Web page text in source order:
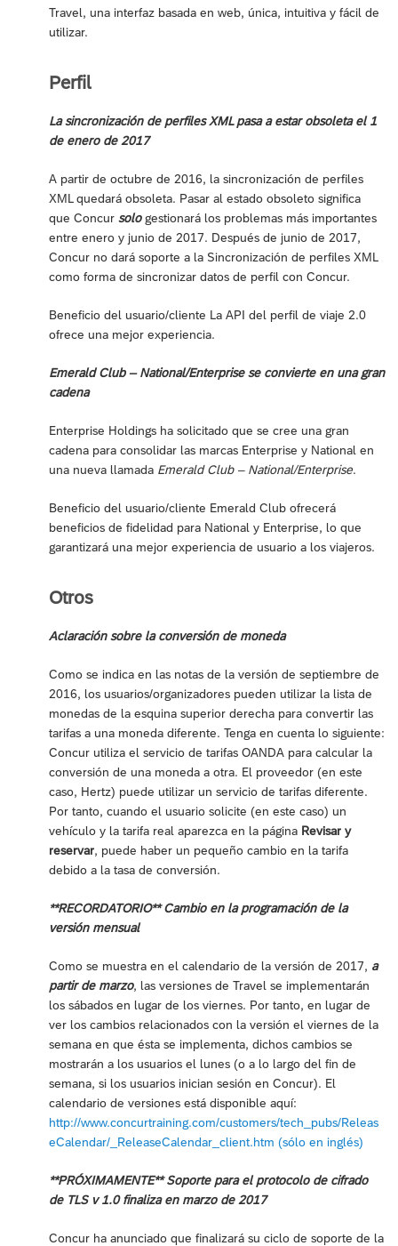
Travel, una interfaz basada en web, única, intuitiva y fácil de
utilizar.
Perfil
La sincronización de perfiles XML pasa a estar obsoleta el 1
de enero de 2017
A partir de octubre de 2016, la sincronización de perfiles
XML quedará obsoleta. Pasar al estado obsoleto significa
que Concur sologestionará los problemas más importantes
entre enero y junio de 2017. Después de junio de 2017,
Concur no dará soporte a la Sincronización de perfiles XML
como forma de sincronizar datos de perfil con Concur.
Beneficio del usuario/cliente La API del perfil de viaje 2.0
ofrece una mejor experiencia.
Emerald Club – National/Enterprise se convierte en una gran
cadena
Enterprise Holdings ha solicitado que se cree una gran
cadena para consolidar las marcas Enterprise y National en
una nueva llamada Emerald Club – National/Enterprise.
Beneficio del usuario/cliente Emerald Club ofrecerá
beneficios de fidelidad para National y Enterprise, lo que
garantizará una mejor experiencia de usuario a los viajeros.
Otros
Aclaración sobre la conversión de moneda
Como se indica en las notas de la versión de septiembre de
2016, los usuarios/organizadores pueden utilizar la lista de
monedas de la esquina superior derecha para convertir las
tarifas a una moneda diferente. Tenga en cuenta lo siguiente:
Concur utiliza el servicio de tarifas OANDA para calcular la
conversión de una moneda a otra. El proveedor (en este
caso, Hertz) puede utilizar un servicio de tarifas diferente.
Por tanto, cuando el usuario solicite (en este caso) un
vehículo y la tarifa real aparezca en la página Revisar y
reservar, puede haber un pequeño cambio en la tarifa
debido a la tasa de conversión.
**RECORDATORIO** Cambio en la programación de la
versión mensual
Como se muestra en el calendario de la versión de 2017, a
partir de marzo, las versiones de Travel se implementarán
los sábados en lugar de los viernes. Por tanto, en lugar de
ver los cambios relacionados con la versión el viernes de la
semana en que ésta se implementa, dichos cambios se
mostrarán a los usuarios el lunes (o a lo largo del fin de
semana, si los usuarios inician sesión en Concur). El
calendario de versiones está disponible aquí:
http://www.concurtraining.com/customers/tech_pubs/Releas
eCalendar/_ReleaseCalendar_client.htm (sólo en inglés)
**PRÓXIMAMENTE** Soporte para el protocolo de cifrado
de TLS v 1.0 finaliza en marzo de 2017
Concur ha anunciado que finalizará su ciclo de soporte de la